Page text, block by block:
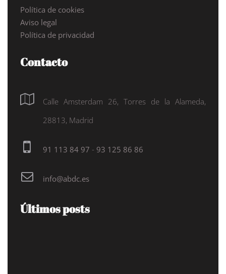
Política de cookies
Aviso legal
Política de privacidad
Contacto
Calle Amsterdam 26, Torres de la Alameda,
28813, Madrid
91 113 84 97 - 93 125 86 86
info@abdc.es
Últimos posts